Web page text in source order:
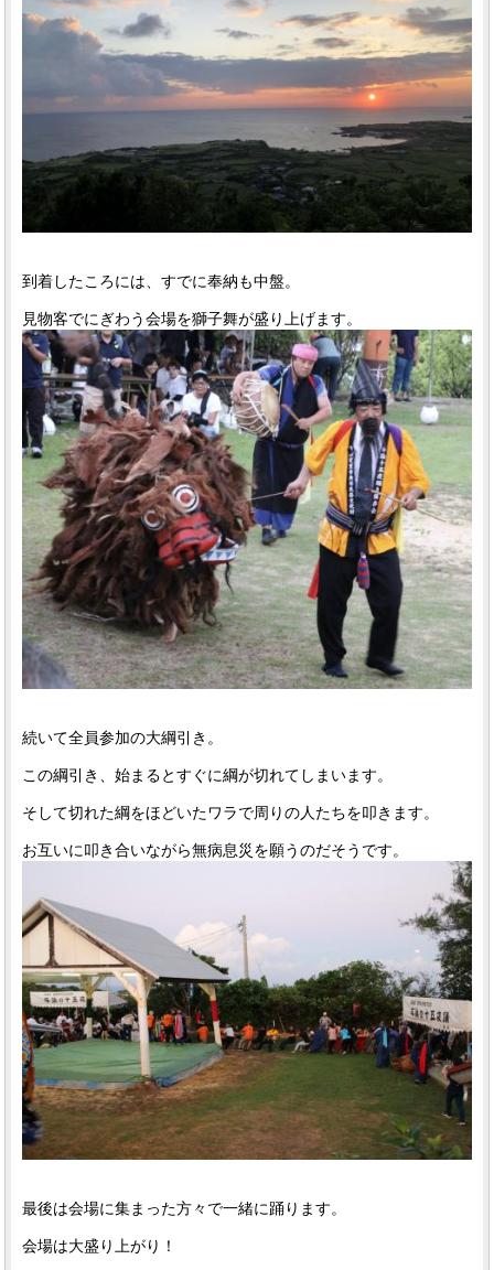
到着したころには、すでに奉納も中盤。
見物客でにぎわう会場を獅子舞が盛り上げます。
続いて全員参加の大綱引き。
この綱引き、始まるとすぐに綱が切れてしまいます。
そして切れた綱をほどいたワラで周りの人たちを叩きます。
お互いに叩き合いながら無病息災を願うのだそうです。
最後は会場に集まった方々で一緒に踊ります。
会場は大盛り上がり！